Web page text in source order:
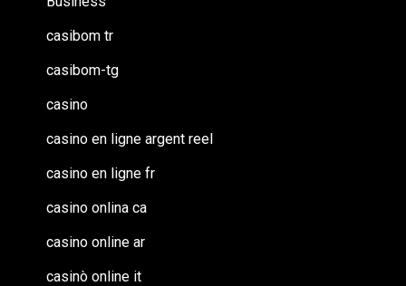
casibom tr
casibom-tg
casino
casino en ligne argent reel
casino en ligne fr
casino onlina ca
casino online ar
casinò online it